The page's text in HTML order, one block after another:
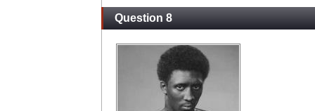
Question 8